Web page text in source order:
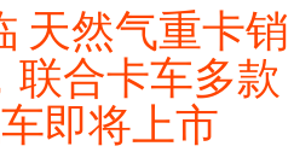
天然气重卡销
联合卡车多款
即将上市